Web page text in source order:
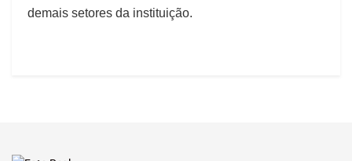
demais setores da instituição.